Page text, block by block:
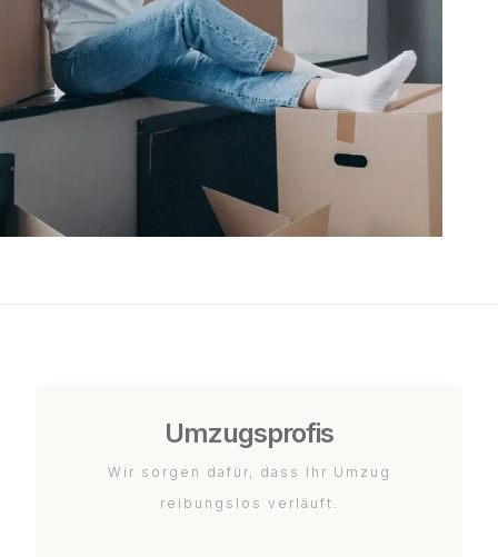
Umzugsprofis
Wir sorgen dafür, dass Ihr Umzug
reibungslos verläuft.